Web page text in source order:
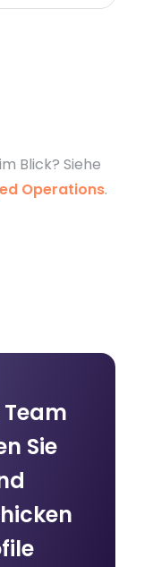
Blick? Siehe
Operations.
Sie